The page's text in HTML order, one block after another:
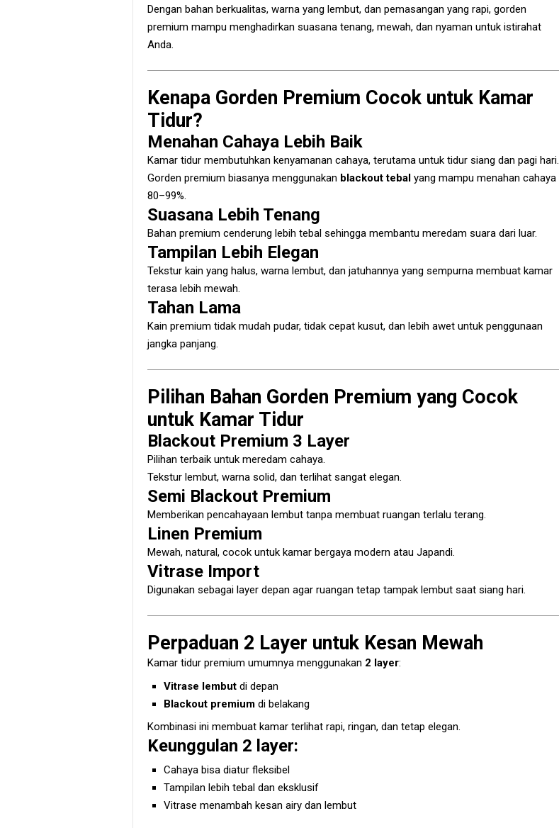
Dengan bahan berkualitas, warna yang lembut, dan pemasangan yang rapi, gorden
premium mampu menghadirkan suasana tenang, mewah, dan nyaman untuk istirahat
Anda.
Kenapa Gorden Premium Cocok untuk Kamar
Tidur?
Menahan Cahaya Lebih Baik
Kamar tidur membutuhkan kenyamanan cahaya, terutama untuk tidur siang dan pagi hari.
Gorden premium biasanya menggunakan blackout tebal yang mampu menahan cahaya
80–99%.
Suasana Lebih Tenang
Bahan premium cenderung lebih tebal sehingga membantu meredam suara dari luar.
Tampilan Lebih Elegan
Tekstur kain yang halus, warna lembut, dan jatuhannya yang sempurna membuat kamar
terasa lebih mewah.
Tahan Lama
Kain premium tidak mudah pudar, tidak cepat kusut, dan lebih awet untuk penggunaan
jangka panjang.
Pilihan Bahan Gorden Premium yang Cocok
untuk Kamar Tidur
Blackout Premium 3 Layer
Pilihan terbaik untuk meredam cahaya.
Tekstur lembut, warna solid, dan terlihat sangat elegan.
Semi Blackout Premium
Memberikan pencahayaan lembut tanpa membuat ruangan terlalu terang.
Linen Premium
Mewah, natural, cocok untuk kamar bergaya modern atau Japandi.
Vitrase Import
Digunakan sebagai layer depan agar ruangan tetap tampak lembut saat siang hari.
Perpaduan 2 Layer untuk Kesan Mewah
Kamar tidur premium umumnya menggunakan 2 layer:
Vitrase lembutdi depan
Blackout premiumdi belakang
Kombinasi ini membuat kamar terlihat rapi, ringan, dan tetap elegan.
Keunggulan 2 layer:
Cahaya bisa diatur fleksibel
Tampilan lebih tebal dan eksklusif
Vitrase menambah kesan airy dan lembut